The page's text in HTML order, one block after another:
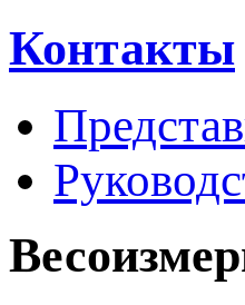
Контакты